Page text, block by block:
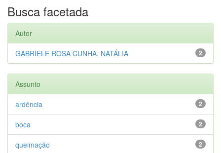
Busca facetada
Autor
2
GABRIELE ROSA CUNHA, NATÁLIA
Assunto
2
ardência
2
boca
2
queimação